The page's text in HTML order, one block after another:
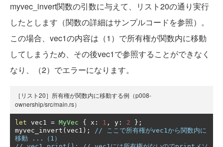
myvec_invert関数の引数に与えて、リスト20の通り実行
したとします（関数の詳細はサンプルコードを参照）。
この場合、vec1の内容は（1）で所有権が関数内に移動
してしまうため、その後vec1で参照することができなく
なり、（2）でエラーになります。
［リスト20］所有権が関数内に移動する例（p008-
ownership/src/main.rs）
let vec1 = MyVec { x : 1 , y : 2
};
myvec_invert ( vec1 );
// ここで所有権がvec1から関数内に
移動 ...（1）